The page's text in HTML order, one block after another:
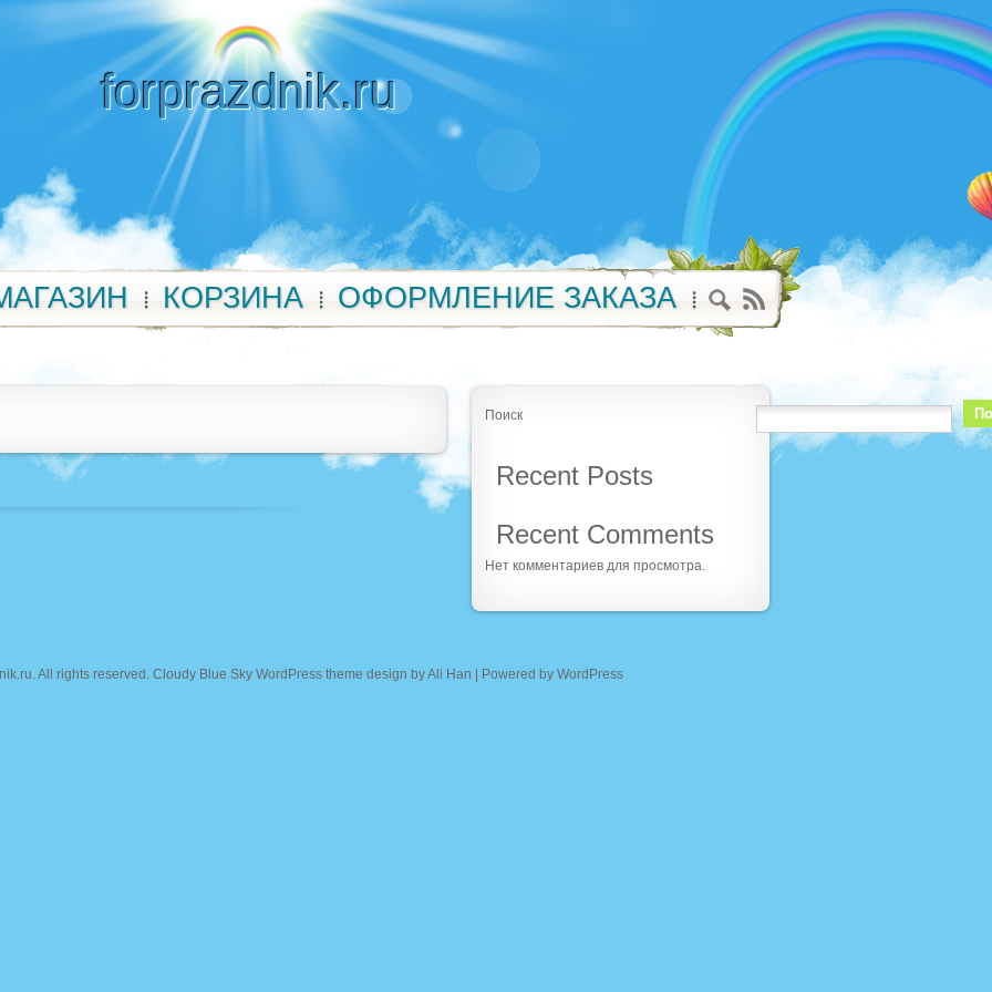
forprazdnik.ru
КОРЗИНА ОФОРМЛЕНИЕ ЗАКАЗА
Поиск
Recent Posts
Recent Comments
Нет комментариев для просмотра.
. All rights reserved. Cloudy Blue Sky WordPress theme design byAli Han | Powered by WordPress